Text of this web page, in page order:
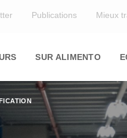
Publications Mieux
SUR ALIMENTO